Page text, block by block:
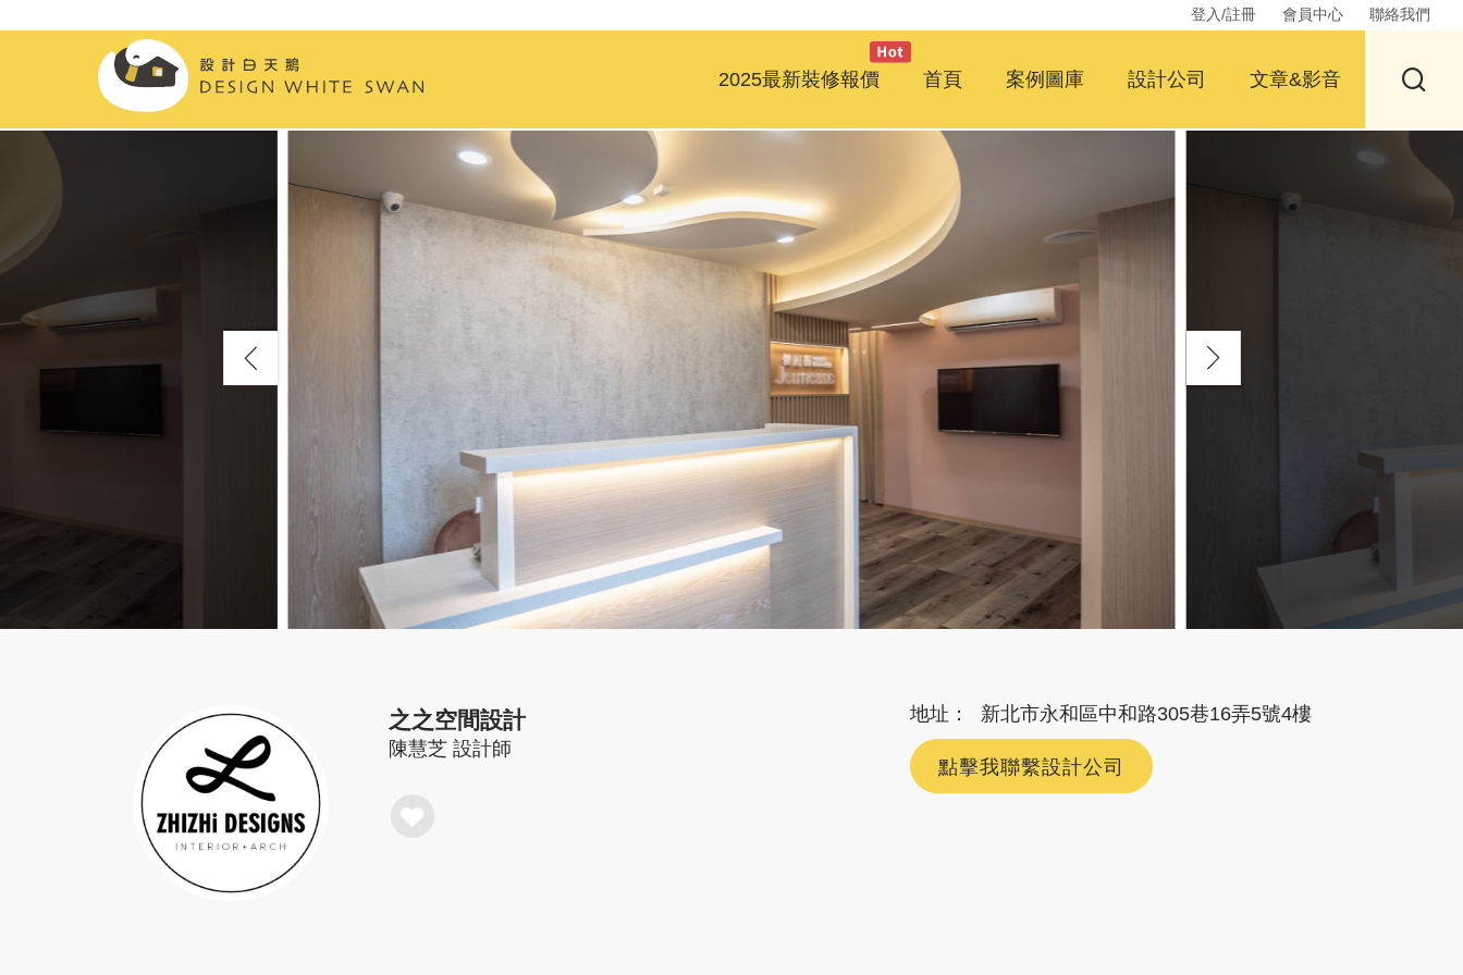
登入/註冊 會員中心 聯絡我們
2025最新裝修報價 首頁 案例圖庫 設計公司 文章&影音
之之空間設計
陳慧芝 設計師
地址： 新北市永和區中和路305巷16弄5號4樓
點擊我聯繫設計公司